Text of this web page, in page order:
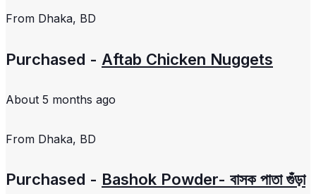
From Dhaka, BD
Purchased - Aftab Chicken Nuggets
About 5 months ago
From Dhaka, BD
Purchased - Bashok Powder- বাসক পাতা গুঁড়া